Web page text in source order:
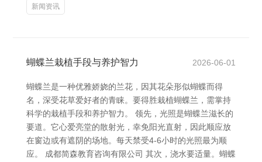
新闻资讯
蝴蝶兰栽植手段与养护智力 2026-06-01
蝴蝶兰是一种优雅娇娆的兰花，因其花朵形似蝴蝶而得
名，深受花草爱好者的青睐。要得胜栽植蝴蝶兰，需掌持
科学的栽植手段和养护智力。 领先，光照是蝴蝶兰滋长的
要道。它心爱亮堂的散射光，幸免阳光直射，因此顺应放
在窗边或有遮阴的场地。每天禁受4-6小时的光照最为顺
应。 成都简森教育咨询有限公司 其次，浇水要适量。蝴蝶